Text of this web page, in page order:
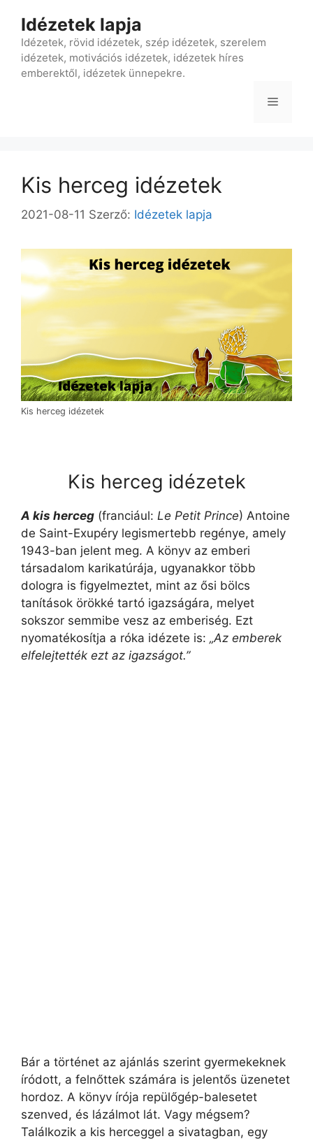
tartalomba
Idézetek lapja
Idézetek, rövid idézetek, szép idézetek, szerelem
idézetek, motivációs idézetek, idézetek híres
emberektől, idézetek ünnepekre.
Menü
Kis herceg idézetek
2021-08-11 Szerző: Idézetek lapja
Kis herceg idézetek
Kis herceg idézetek
A kis herceg (franciául: Le Petit Prince) Antoine
de Saint-Exupéry legismertebb regénye, amely
1943-ban jelent meg. A könyv az emberi
társadalom karikatúrája, ugyanakkor több
dologra is figyelmeztet, mint az ősi bölcs
tanítások örökké tartó igazságára, melyet
sokszor semmibe vesz az emberiség. Ezt
nyomatékosítja a róka idézete is: „Az emberek
elfelejtették ezt az igazságot.”
Bár a történet az ajánlás szerint gyermekeknek
íródott, a felnőttek számára is jelentős üzenetet
hordoz. A könyv írója repülőgép-balesetet
szenved, és lázálmot lát. Vagy mégsem?
Találkozik a kis herceggel a sivatagban, egy